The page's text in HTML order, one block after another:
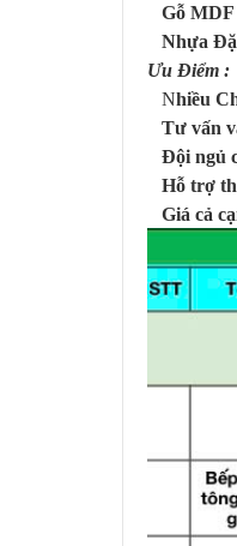
Gỗ MDF
Nhựa
Ưu Điểm :
Nhiều
Tư vấn
Đội ngủ
Hỗ trợ
Giá cả